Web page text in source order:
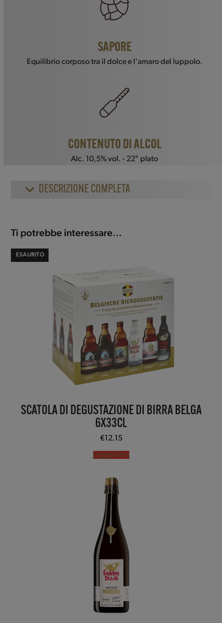
SAPORE
Equilibrio corposo tra il dolce e l'amaro del luppolo.
CONTENUTO DI ALCOL
Alc. 10,5% vol. - 22° plato
DESCRIZIONE COMPLETA
Ti potrebbe interessare…
ESAURITO
SCATOLA DI DEGUSTAZIONE DI BIRRA BELGA
6X33CL
€12.15
Leggi tutto